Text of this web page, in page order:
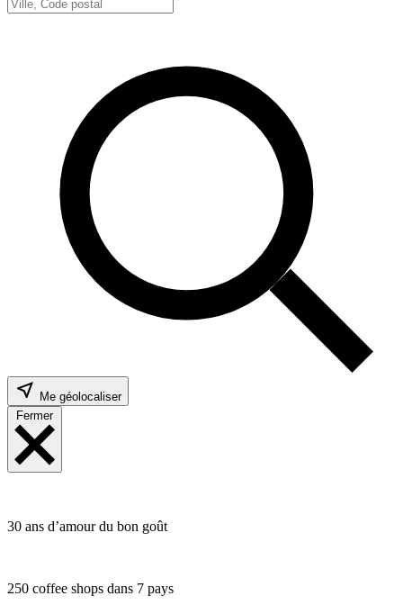
Me géolocaliser
Fermer
30 ans d’amour du bon goût
250 coffee shops dans 7 pays